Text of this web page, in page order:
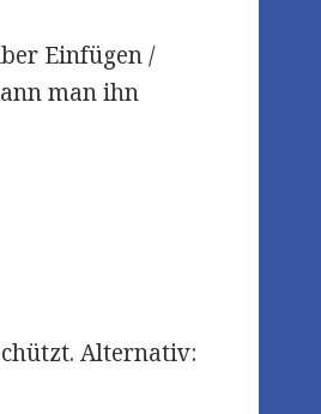
Einfügen /
man ihn
Alternativ: